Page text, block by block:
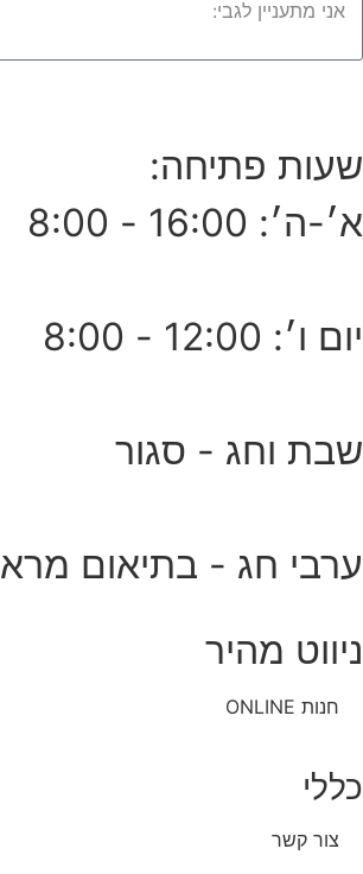
שעות פתיחה:
א׳-ה׳: 16:00 - 8:00
יום ו׳: 12:00 - 8:00
שבת וחג - סגור
ערבי חג - בתיאום
ניווט מהיר
חנות ONLINE
כללי
צור קשר